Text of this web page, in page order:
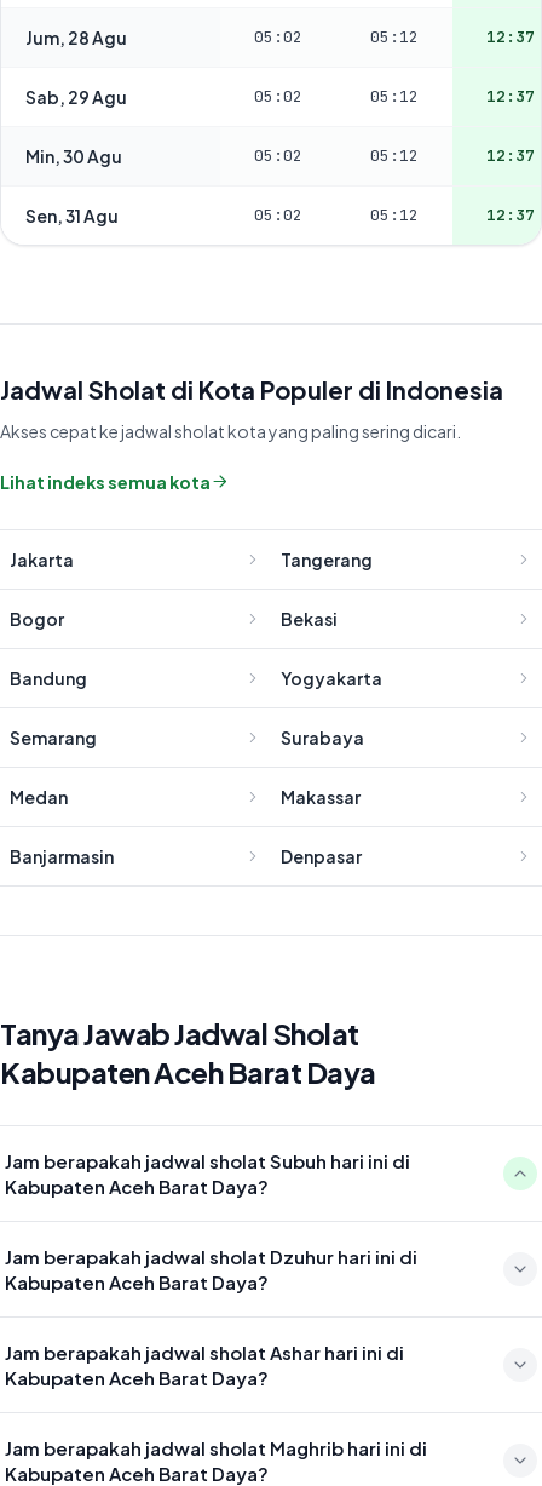
Jum, 28 Agu 05:02 05:12 12:37
Sab, 29 Agu 05:02 05:12 12:37
Min, 30 Agu 05:02 05:12 12:37
Sen, 31 Agu 05:02 05:12 12:37
Jadwal Sholat di Kota Populer di Indonesia
Akses cepat ke jadwal sholat kota yang paling sering dicari.
Lihat indeks semua kota
Jakarta Tangerang
Bogor Bekasi
Bandung Yogyakarta
Semarang Surabaya
Medan Makassar
Banjarmasin Denpasar
Tanya Jawab Jadwal Sholat
Kabupaten Aceh Barat Daya
Jam berapakah jadwal sholat Subuh hari ini di
Kabupaten Aceh Barat Daya?
pada 05:13
Jam berapakah jadwal sholat Dzuhur hari ini di
Kabupaten Aceh Barat Daya?
pada 12:42
Jam berapakah jadwal sholat Ashar hari ini di
Kabupaten Aceh Barat Daya?
16:00
Jam berapakah jadwal sholat Maghrib hari ini di
Kabupaten Aceh Barat Daya?